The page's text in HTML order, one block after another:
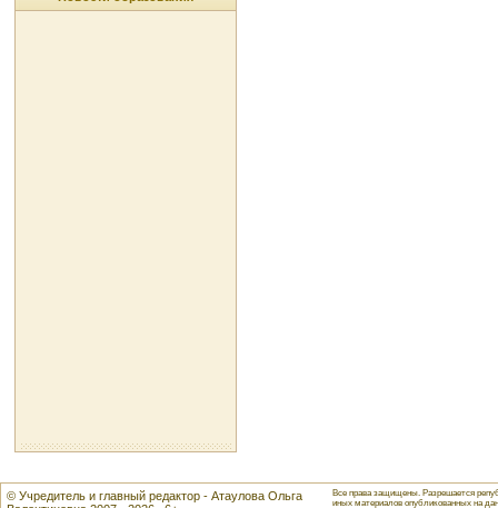
© Учредитель и главный редактор - Атаулова Ольга
Все права защищены. Разрешается
иных материалов опубликованных на